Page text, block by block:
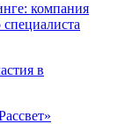
компания
специалиста
в